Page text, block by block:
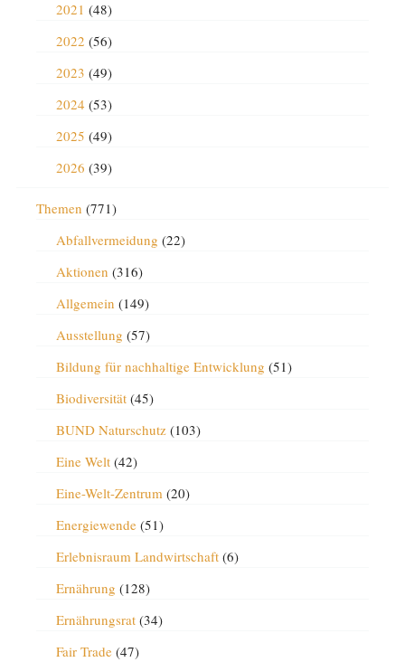
2021 (48)
2022 (56)
2023 (49)
2024 (53)
2025 (49)
2026 (39)
Themen (771)
Abfallvermeidung (22)
Aktionen (316)
Allgemein (149)
Ausstellung (57)
Bildung für nachhaltige Entwicklung (51)
Biodiversität(45)
BUND Naturschutz(103)
Eine Welt(42)
Eine-Welt-Zentrum(20)
Energiewende(51)
Erlebnisraum Landwirtschaft(6)
Ernährung (128)
Ernährungsrat(34)
Fair Trade(47)